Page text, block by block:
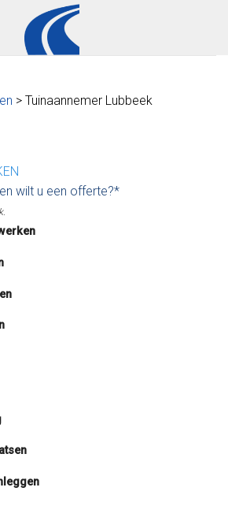
> Tuinaannemer Lubbeek
wilt u een offerte?*